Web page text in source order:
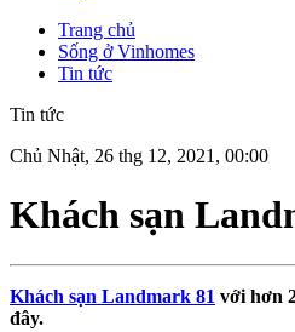
Trang chủ
Sống ở Vinhomes
Tin tức
Tin tức
Chủ Nhật, 26 thg 12, 2021, 00:00
Khách sạn
Khách sạn Landmark 81 với hơn
đây.